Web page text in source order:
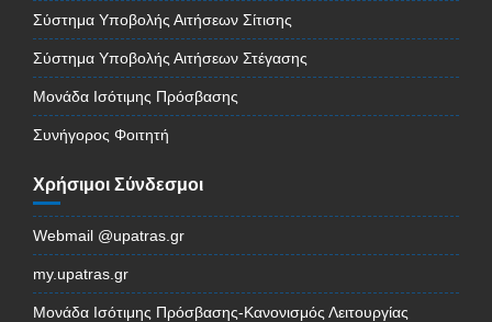
Σύστημα Υποβολής Αιτήσεων Σίτισης
Σύστημα Υποβολής Αιτήσεων Στέγασης
Μονάδα Ισότιμης Πρόσβασης
Συνήγορος Φοιτητή
Χρήσιμοι Σύνδεσμοι
Webmail @upatras.gr
my.upatras.gr
Μονάδα Ισότιμης Πρόσβασης-Κανονισμός Λειτουργίας